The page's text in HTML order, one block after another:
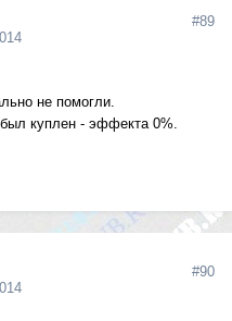
#89
не помогли.
куплен - эффекта 0%.
#90